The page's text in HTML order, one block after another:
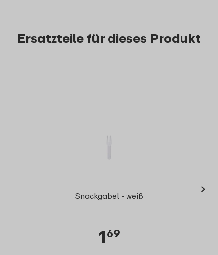
Ersatzteile für dieses Produkt
Snackgabel - weiß
169
›